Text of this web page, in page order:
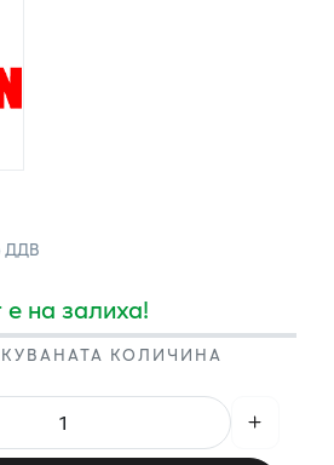
ДДВ
на залиха!
КОЛИЧИНА